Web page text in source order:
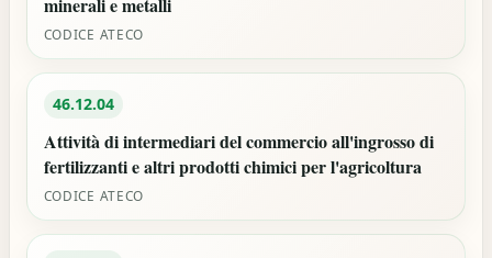
minerali e metalli
CODICE ATECO
46.12.04
Attività di intermediari del commercio all'ingrosso di
fertilizzanti e altri prodotti chimici per l'agricoltura
CODICE ATECO